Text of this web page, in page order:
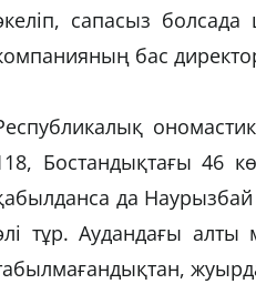
сапасыз
бас
Бостандықтағы 46
да Наурызбай
тұр. Аудандағы